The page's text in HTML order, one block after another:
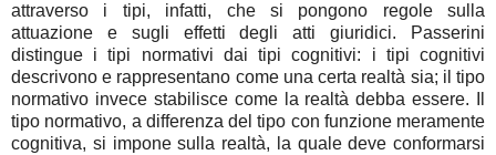
attraverso i tipi, infatti, che si pongono regole sulla
attuazione e sugli effetti degli atti giuridici. Passerini
distingue i tipi normativi dai tipi cognitivi: i tipi cognitivi
descrivono e rappresentano come una certa realtà sia; il tipo
normativo invece stabilisce come la realtà debba essere. Il
tipo normativo, a differenza del tipo con funzione meramente
cognitiva, si impone sulla realtà, la quale deve conformarsi